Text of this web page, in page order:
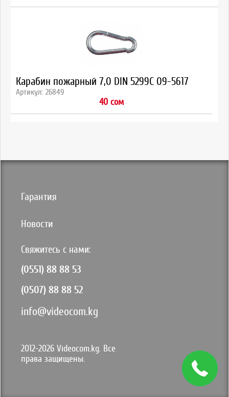
Карабин пожарный 7,0 DIN 5299C 09-5617
Артикул: 26849
40 сом
Гарантия
Новости
Свяжитесь с нами:
(0551) 88 88 53
(0507) 88 88 52
info@videocom.kg
2012-2026 Videocom.kg. Все
права защищены.